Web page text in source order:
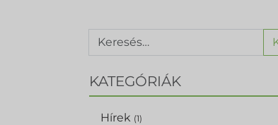
KATEGÓRIÁK
Hírek (1)